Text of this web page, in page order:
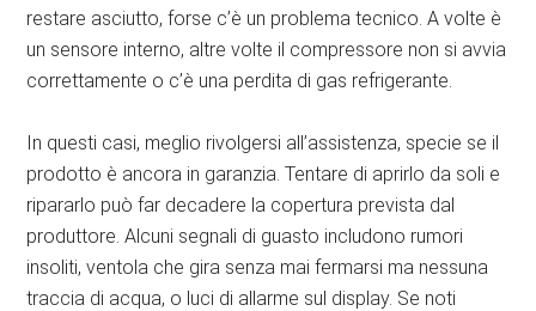
restare asciutto, forse c’è un problema tecnico. A volte è
un sensore interno, altre volte il compressore non si avvia
correttamente o c’è una perdita di gas refrigerante.
In questi casi, meglio rivolgersi all’assistenza, specie se il
prodotto è ancora in garanzia. Tentare di aprirlo da soli e
ripararlo può far decadere la copertura prevista dal
produttore. Alcuni segnali di guasto includono rumori
insoliti, ventola che gira senza mai fermarsi ma nessuna
traccia di acqua, o luci di allarme sul display. Se noti